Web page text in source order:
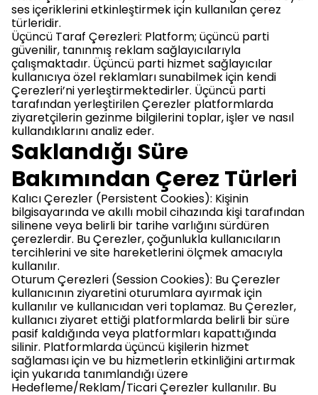
ses içeriklerini etkinleştirmek için kullanılan çerez
türleridir.
Üçüncü Taraf Çerezleri: Platform; üçüncü parti
güvenilir, tanınmış reklam sağlayıcılarıyla
çalışmaktadır. Üçüncü parti hizmet sağlayıcılar
kullanıcıya özel reklamları sunabilmek için kendi
Çerezleri’ni yerleştirmektedirler. Üçüncü parti
tarafından yerleştirilen Çerezler platformlarda
ziyaretçilerin gezinme bilgilerini toplar, işler ve nasıl
kullandıklarını analiz eder.
Saklandığı Süre
Bakımından Çerez Türleri
Kalıcı Çerezler (Persistent Cookies): Kişinin
bilgisayarında ve akıllı mobil cihazında kişi tarafından
silinene veya belirli bir tarihe varlığını sürdüren
çerezlerdir. Bu Çerezler, çoğunlukla kullanıcıların
tercihlerini ve site hareketlerini ölçmek amacıyla
kullanılır.
Oturum Çerezleri (Session Cookies): Bu Çerezler
kullanıcının ziyaretini oturumlara ayırmak için
kullanılır ve kullanıcıdan veri toplamaz. Bu Çerezler,
kullanıcı ziyaret ettiği platformlarda belirli bir süre
pasif kaldığında veya platformları kapattığında
silinir. Platformlarda üçüncü kişilerin hizmet
sağlaması için ve bu hizmetlerin etkinliğini artırmak
için yukarıda tanımlandığı üzere
Hedefleme/Reklam/Ticari Çerezler kullanılır. Bu